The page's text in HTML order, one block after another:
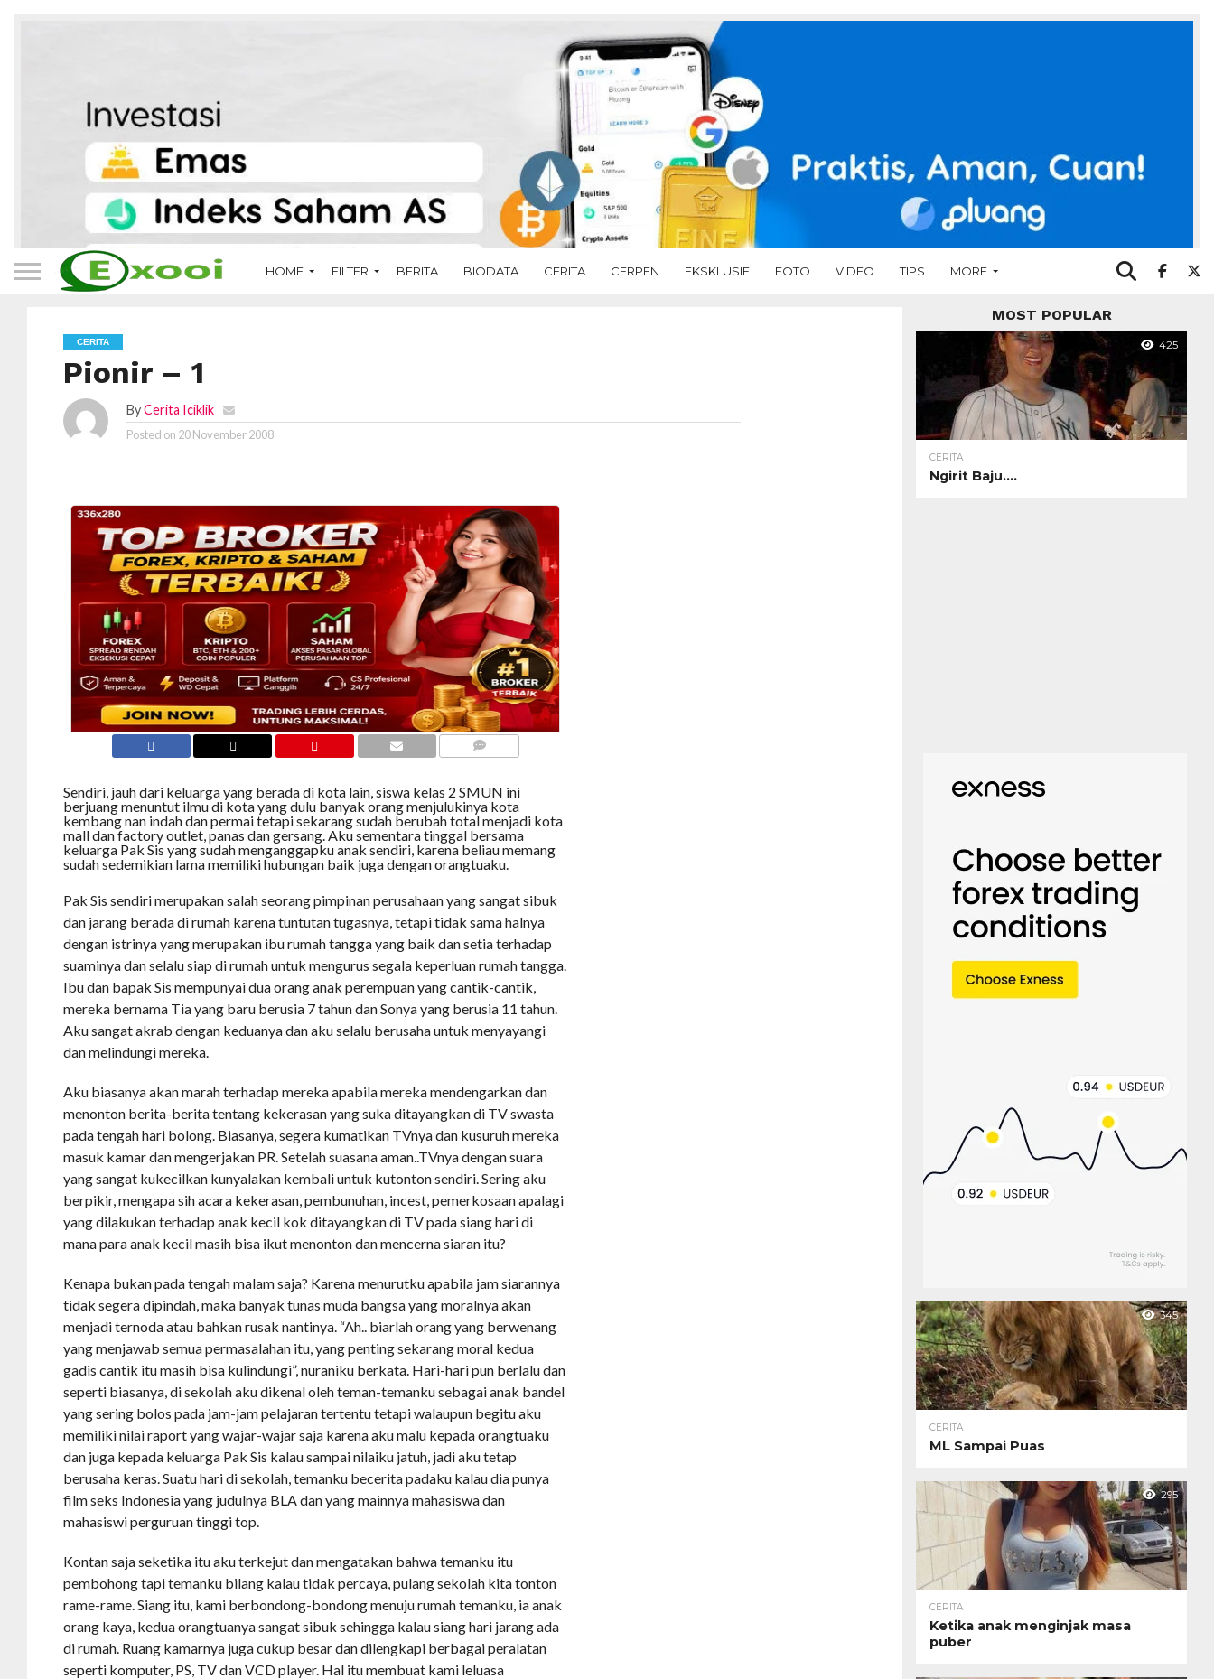
HOME FILTER BERITA BIODATA CERITA CERPEN EKSKLUSIF FOTO VIDEO TIPS MORE
CERITA
Pionir – 1
By Cerita Iciklik
Posted on 20 November 2008
Sendiri, jauh dari keluarga yang berada di kota lain, siswa kelas 2 SMUN ini
berjuang menuntut ilmu di kota yang dulu banyak orang menjulukinya kota
kembang nan indah dan permai tetapi sekarang sudah berubah total menjadi kota
mall dan factory outlet, panas dan gersang. Aku sementara tinggal bersama
keluarga Pak Sis yang sudah menganggapku anak sendiri, karena beliau memang
sudah sedemikian lama memiliki hubungan baik juga dengan orangtuaku.
Pak Sis sendiri merupakan salah seorang pimpinan perusahaan yang sangat sibuk
dan jarang berada di rumah karena tuntutan tugasnya, tetapi tidak sama halnya
dengan istrinya yang merupakan ibu rumah tangga yang baik dan setia terhadap
suaminya dan selalu siap di rumah untuk mengurus segala keperluan rumah tangga.
Ibu dan bapak Sis mempunyai dua orang anak perempuan yang cantik-cantik,
mereka bernama Tia yang baru berusia 7 tahun dan Sonya yang berusia 11 tahun.
Aku sangat akrab dengan keduanya dan aku selalu berusaha untuk menyayangi
dan melindungi mereka.
Aku biasanya akan marah terhadap mereka apabila mereka mendengarkan dan
menonton berita-berita tentang kekerasan yang suka ditayangkan di TV swasta
pada tengah hari bolong. Biasanya, segera kumatikan TVnya dan kusuruh mereka
masuk kamar dan mengerjakan PR. Setelah suasana aman..TVnya dengan suara
yang sangat kukecilkan kunyalakan kembali untuk kutonton sendiri. Sering aku
berpikir, mengapa sih acara kekerasan, pembunuhan, incest, pemerkosaan apalagi
yang dilakukan terhadap anak kecil kok ditayangkan di TV pada siang hari di
mana para anak kecil masih bisa ikut menonton dan mencerna siaran itu?
Kenapa bukan pada tengah malam saja? Karena menurutku apabila jam siarannya
tidak segera dipindah, maka banyak tunas muda bangsa yang moralnya akan
menjadi ternoda atau bahkan rusak nantinya. “Ah.. biarlah orang yang berwenang
yang menjawab semua permasalahan itu, yang penting sekarang moral kedua
gadis cantik itu masih bisa kulindungi”, nuraniku berkata. Hari-hari pun berlalu dan
seperti biasanya, di sekolah aku dikenal oleh teman-temanku sebagai anak bandel
yang sering bolos pada jam-jam pelajaran tertentu tetapi walaupun begitu aku
memiliki nilai raport yang wajar-wajar saja karena aku malu kepada orangtuaku
dan juga kepada keluarga Pak Sis kalau sampai nilaiku jatuh, jadi aku tetap
berusaha keras. Suatu hari di sekolah, temanku becerita padaku kalau dia punya
film seks Indonesia yang judulnya BLA dan yang mainnya mahasiswa dan
mahasiswi perguruan tinggi top.
Kontan saja seketika itu aku terkejut dan mengatakan bahwa temanku itu
pembohong tapi temanku bilang kalau tidak percaya, pulang sekolah kita tonton
rame-rame. Siang itu, kami berbondong-bondong menuju rumah temanku, ia anak
orang kaya, kedua orangtuanya sangat sibuk sehingga kalau siang hari jarang ada
di rumah. Ruang kamarnya juga cukup besar dan dilengkapi berbagai peralatan
seperti komputer, PS, TV dan VCD player. Hal itu membuat kami leluasa
MOST POPULAR
425
CERITA
Ngirit Baju….
345
CERITA
ML Sampai Puas
295
CERITA
Ketika anak menginjak masa
puber